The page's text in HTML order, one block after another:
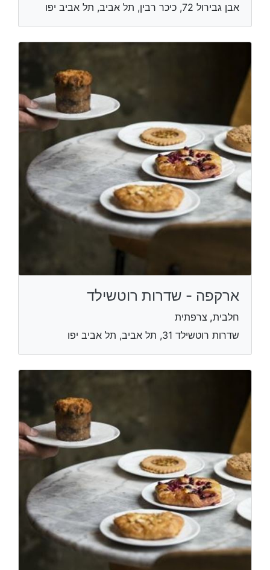
אבן גבירול 72, כיכר רבין, תל אביב, תל אביב יפו
ארקפה - שדרות רוטשילד
חלבית, צרפתית
שדרות רוטשילד 31, תל אביב, תל אביב יפו